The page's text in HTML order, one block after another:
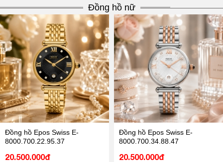
Đồng hồ nữ
Đồng hồ Epos Swiss E-
8000.700.22.95.37
20.500.000đ
Đồng hồ Epos Swiss E-
8000.700.34.88.47
20.500.000đ